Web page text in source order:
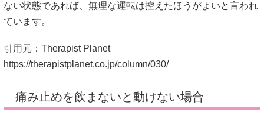
ない状態であれば、無理な運転は控えたほうがよいと言われ
ています。
引用元：Therapist Planet
https://therapistplanet.co.jp/column/030/
痛み止めを飲まないと動けない場合